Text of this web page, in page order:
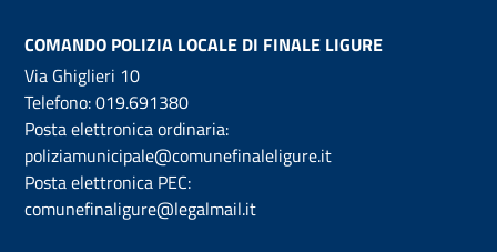
COMANDO POLIZIA LOCALE DI FINALE LIGURE
Via Ghiglieri 10
Telefono:019.691380
Posta elettronica ordinaria:
poliziamunicipale@comunefinaleligure.it
Posta elettronica PEC:
comunefinaligure@legalmail.it